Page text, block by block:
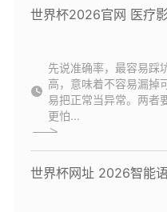
世界杯2026官网 医疗
先说准确率，最容易踩
高，意味着不容易漏掉
易把正常当异常。两者
更怕...
世界杯网址 2026智能